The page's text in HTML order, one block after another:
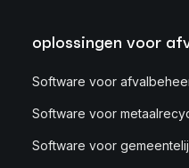
oplossingen voor
Software voor
Software voor
Software voor